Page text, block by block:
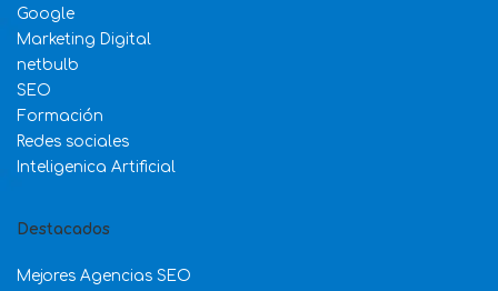
Google
Marketing Digital
netbulb
SEO
Formación
Redes sociales
Inteligenica Artificial
Destacados
Mejores Agencias SEO